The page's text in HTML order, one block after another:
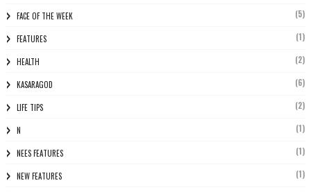
FACE OF THE WEEK (5)
FEATURES (1)
HEALTH (2)
KASARAGOD (6)
LIFE TIPS (2)
N (1)
NEES FEATURES (1)
NEW FEATURES (1)